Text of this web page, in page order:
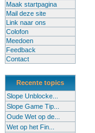
Maak startpagina
Mail deze site
Link naar ons
Colofon
Meedoen
Feedback
Contact
Recente topics
Slope Unblocke...
Slope Game Tip...
Oude Wet op de...
Wet op het Fin...